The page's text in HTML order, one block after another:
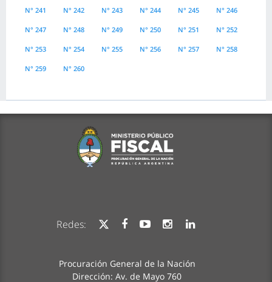
N° 241 N° 242 N° 243 N° 244 N° 245 N° 246
N° 247 N° 248 N° 249 N° 250 N° 251 N° 252
N° 253 N° 254 N° 255 N° 256 N° 257 N° 258
N° 259 N° 260
Redes:
Procuración General de la Nación
Dirección: Av. de Mayo 760